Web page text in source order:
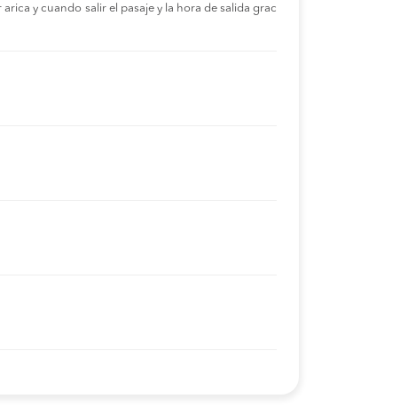
y cuando salir el pasaje y la hora de salida grac